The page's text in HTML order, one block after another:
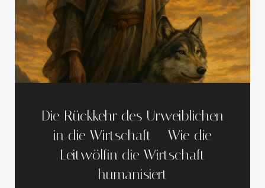
Die Rückkehr des Urweiblichen
in die Wirtschaft – Wie die
Leitwölfin die Wirtschaft
humanisiert